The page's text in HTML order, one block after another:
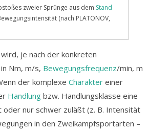
zweier Sprünge aus dem Stand
(nach PLATONOV,
je nach der konkreten
in Nm, m/s, Bewegungsfrequenz/min, m
der komplexe Charakter einer
Handlung bzw. Handlungsklasse eine
oder nur schwer zuläßt (z. B. Intensität
in den Zweikampfsportarten –